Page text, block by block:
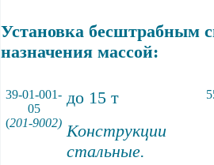
Установка бесштрабным
назначения массой:
39-01-001-
05
(201-9002)
до 15 т
Конструкции
стальные.